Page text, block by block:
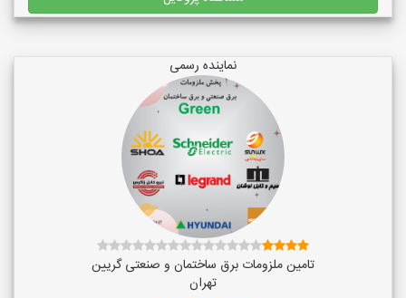
نماینده رسمی
تامین ملزومات برق ساختمان و صنعتی گریین
تهران